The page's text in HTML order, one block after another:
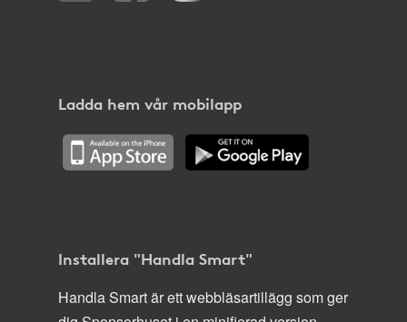
Ladda hem vår mobilapp
Installera "Handla Smart"
Handla Smart är ett webbläsartillägg som ger